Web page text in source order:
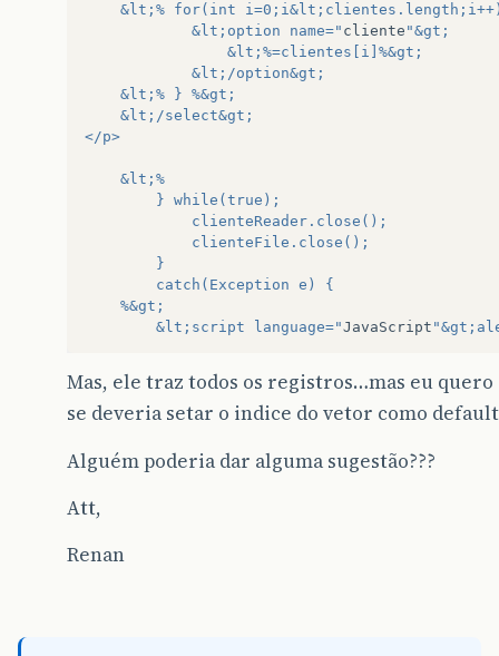
&lt;% for(int
			&lt;option name="
cliente "&gt;
				&lt;%=clientes[i]%&gt;
			&lt;/option&gt;
	&lt;% } %&gt;
</p>
	&lt;%
		} while(true);
			clienteReader.close();
			clienteFile.close();
		}
		catch(Exception e) {
	%&gt;
		&lt;script language="
JavaScript
	&lt;% } %&gt;
Mas, ele traz todos os registros…mas eu
se deveria setar o indice do vetor como
Alguém poderia dar alguma sugestão???
Att,
Renan